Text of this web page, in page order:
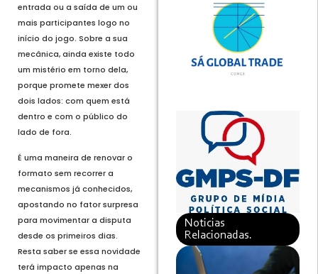
entrada ou a saída de um ou
mais participantes logo no
início do jogo. Sobre a sua
mecânica, ainda existe todo
um mistério em torno dela,
porque promete mexer dos
dois lados: com quem está
dentro e com o público do
lado de fora.
É uma maneira de renovar o
formato sem recorrer a
mecanismos já conhecidos,
apostando no fator surpresa
para movimentar a disputa
desde os primeiros dias.
Resta saber se essa novidade
terá impacto apenas na
Noticias
Relacionadas.